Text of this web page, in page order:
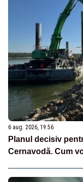
6 aug. 2026, 19:56
Planul decisiv
Cernavodă. Cum